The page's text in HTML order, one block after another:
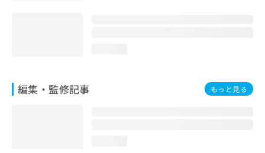
編集・監修記事 もっと見る